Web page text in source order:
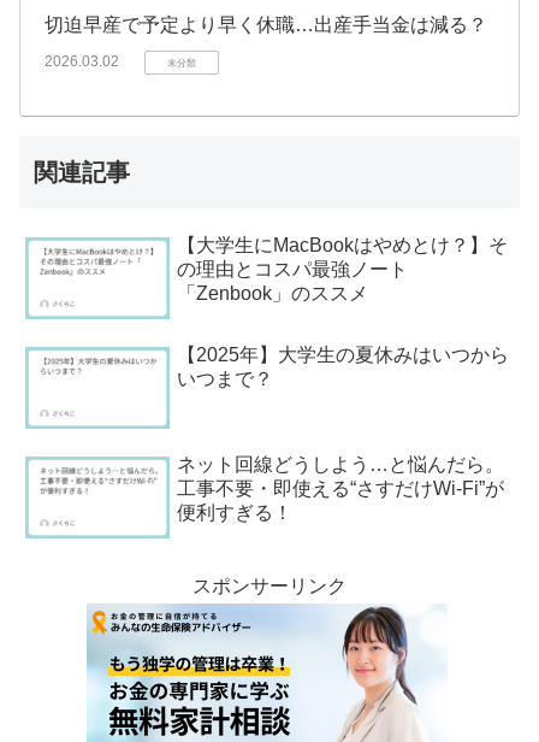
切迫早産で予定より早く休職…出産手当金は減る？
2026.03.02 未分類
関連記事
【大学生にMacBookはやめとけ？】そ
の理由とコスパ最強ノート
「Zenbook」のススメ
【2025年】大学生の夏休みはいつから
いつまで？
ネット回線どうしよう…と悩んだら。
工事不要・即使える“さすだけWi-Fi”が
便利すぎる！
スポンサーリンク